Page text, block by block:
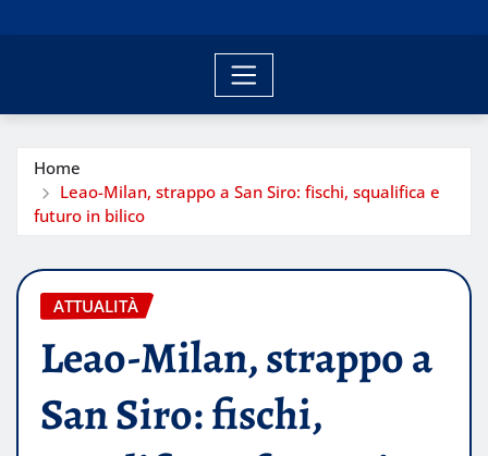
Home
Leao-Milan, strappo a San Siro: fischi, squalifica e
futuro in bilico
ATTUALITÀ
Leao-Milan, strappo a
San Siro: fischi,